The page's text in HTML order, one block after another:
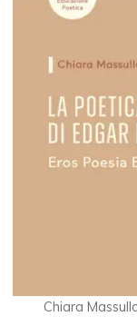
Chiara